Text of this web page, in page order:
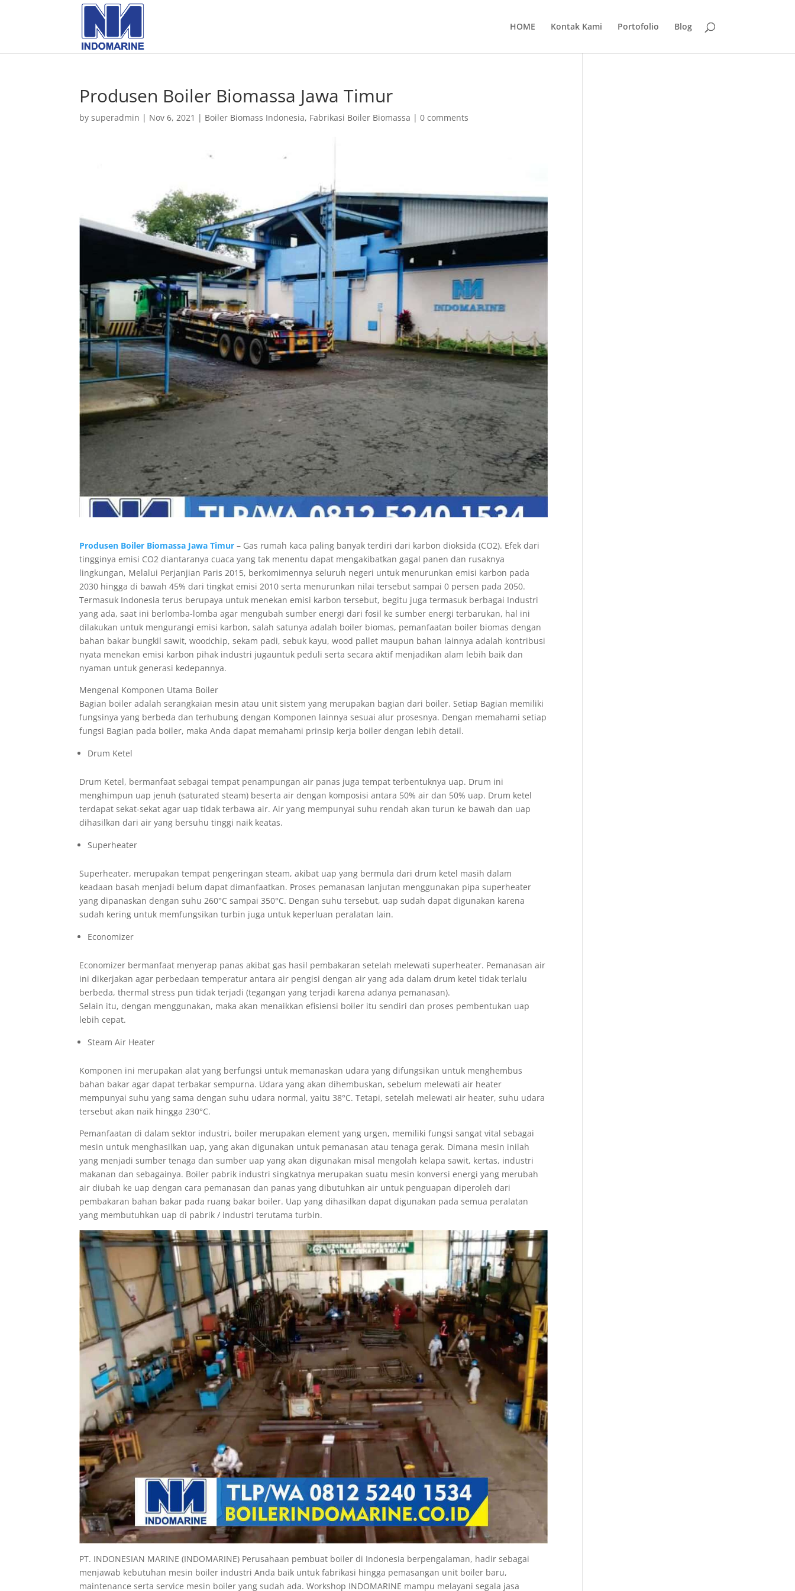
HOME Kontak Kami Portofolio Blog
Produsen Boiler Biomassa Jawa Timur
bysuperadmin | Nov 6, 2021 | Boiler Biomass Indonesia, Fabrikasi Boiler Biomassa |0 comments
Produsen Boiler Biomassa Jawa Timur – Gas rumah kaca paling banyak terdiri dari karbon dioksida (CO2). Efek dari
tingginya emisi CO2 diantaranya cuaca yang tak menentu dapat mengakibatkan gagal panen dan rusaknya
lingkungan, Melalui Perjanjian Paris 2015, berkomimennya seluruh negeri untuk menurunkan emisi karbon pada
2030 hingga di bawah 45% dari tingkat emisi 2010 serta menurunkan nilai tersebut sampai 0 persen pada 2050.
Termasuk Indonesia terus berupaya untuk menekan emisi karbon tersebut, begitu juga termasuk berbagai Industri
yang ada, saat ini berlomba-lomba agar mengubah sumber energi dari fosil ke sumber energi terbarukan, hal ini
dilakukan untuk mengurangi emisi karbon, salah satunya adalah boiler biomas, pemanfaatan boiler biomas dengan
bahan bakar bungkil sawit, woodchip, sekam padi, sebuk kayu, wood pallet maupun bahan lainnya adalah kontribusi
nyata menekan emisi karbon pihak industri jugauntuk peduli serta secara aktif menjadikan alam lebih baik dan
nyaman untuk generasi kedepannya.
Mengenal Komponen Utama Boiler
Bagian boiler adalah serangkaian mesin atau unit sistem yang merupakan bagian dari boiler. Setiap Bagian memiliki
fungsinya yang berbeda dan terhubung dengan Komponen lainnya sesuai alur prosesnya. Dengan memahami setiap
fungsi Bagian pada boiler, maka Anda dapat memahami prinsip kerja boiler dengan lebih detail.
Drum Ketel
Drum Ketel, bermanfaat sebagai tempat penampungan air panas juga tempat terbentuknya uap. Drum ini
menghimpun uap jenuh (saturated steam) beserta air dengan komposisi antara 50% air dan 50% uap. Drum ketel
terdapat sekat-sekat agar uap tidak terbawa air. Air yang mempunyai suhu rendah akan turun ke bawah dan uap
dihasilkan dari air yang bersuhu tinggi naik keatas.
Superheater
Superheater, merupakan tempat pengeringan steam, akibat uap yang bermula dari drum ketel masih dalam
keadaan basah menjadi belum dapat dimanfaatkan. Proses pemanasan lanjutan menggunakan pipa superheater
yang dipanaskan dengan suhu 260°C sampai 350°C. Dengan suhu tersebut, uap sudah dapat digunakan karena
sudah kering untuk memfungsikan turbin juga untuk keperluan peralatan lain.
Economizer
Economizer bermanfaat menyerap panas akibat gas hasil pembakaran setelah melewati superheater. Pemanasan air
ini dikerjakan agar perbedaan temperatur antara air pengisi dengan air yang ada dalam drum ketel tidak terlalu
berbeda, thermal stress pun tidak terjadi (tegangan yang terjadi karena adanya pemanasan).
Selain itu, dengan menggunakan, maka akan menaikkan efisiensi boiler itu sendiri dan proses pembentukan uap
lebih cepat.
Steam Air Heater
Komponen ini merupakan alat yang berfungsi untuk memanaskan udara yang difungsikan untuk menghembus
bahan bakar agar dapat terbakar sempurna. Udara yang akan dihembuskan, sebelum melewati air heater
mempunyai suhu yang sama dengan suhu udara normal, yaitu 38°C. Tetapi, setelah melewati air heater, suhu udara
tersebut akan naik hingga 230°C.
Pemanfaatan di dalam sektor industri, boiler merupakan element yang urgen, memiliki fungsi sangat vital sebagai
mesin untuk menghasilkan uap, yang akan digunakan untuk pemanasan atau tenaga gerak. Dimana mesin inilah
yang menjadi sumber tenaga dan sumber uap yang akan digunakan misal mengolah kelapa sawit, kertas, industri
makanan dan sebagainya. Boiler pabrik industri singkatnya merupakan suatu mesin konversi energi yang merubah
air diubah ke uap dengan cara pemanasan dan panas yang dibutuhkan air untuk penguapan diperoleh dari
pembakaran bahan bakar pada ruang bakar boiler. Uap yang dihasilkan dapat digunakan pada semua peralatan
yang membutuhkan uap di pabrik / industri terutama turbin.
PT. INDONESIAN MARINE (INDOMARINE) Perusahaan pembuat boiler di Indonesia berpengalaman, hadir sebagai
menjawab kebutuhan mesin boiler industri Anda baik untuk fabrikasi hingga pemasangan unit boiler baru,
maintenance serta service mesin boiler yang sudah ada. Workshop INDOMARINE mampu melayani segala jasa